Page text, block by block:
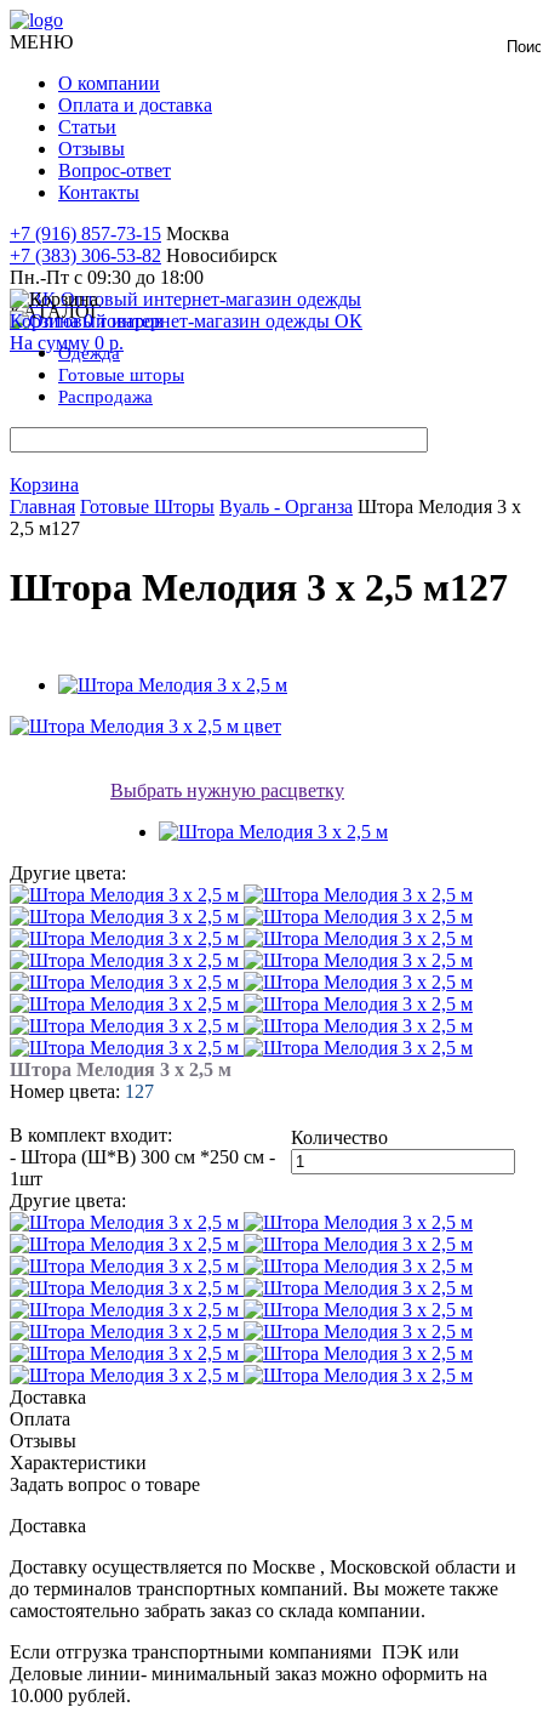
МЕНЮ
О компании
Оплата и доставка
Статьи
Отзывы
Вопрос-ответ
Контакты
+7 (916) 857-73-15 Москва
+7 (383) 306-53-82 Новосибирск
Пн.-Пт с 09:30 до 18:00
Корзина 0товаров
На сумму 0 р.
КАТАЛОГ
Одежда
Готовые шторы
Распродажа
Корзина
Главная Готовые Шторы Вуаль - Органза Штора Мелодия 3 х
2,5 м127
Штора Мелодия 3 х 2,5 м127
Выбрать нужную расцветку
Другие цвета:
Штора Мелодия 3 х 2,5 м
Номер цвета: 127
Количество
В комплект входит:
- Штора (Ш*В) 300 см *250 см -
1шт
Другие цвета:
Доставка
Оплата
Отзывы
Характеристики
Задать вопрос о товаре
Доставка
Доставку осуществляется по Москве , Московской области и
до терминалов транспортных компаний. Вы можете также
самостоятельно забрать заказ со склада компании.
Если отгрузка транспортными компаниями ПЭК или
Деловые линии- минимальный заказ можно оформить на
10.000 рублей.